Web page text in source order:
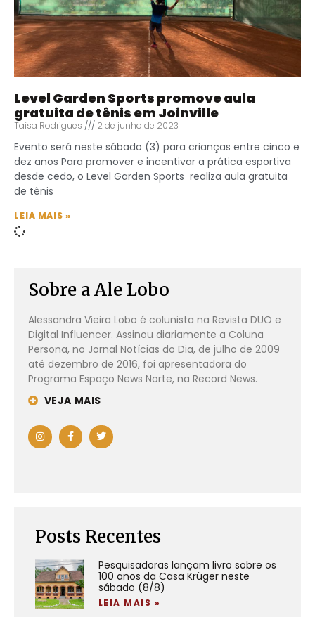
Level Garden Sports promove aula
gratuita de tênis em Joinville
Taísa Rodrigues 2 de junho de 2023
Evento será neste sábado (3) para crianças entre cinco e
dez anos Para promover e incentivar a prática esportiva
desde cedo, o Level Garden Sports realiza aula gratuita
de tênis
LEIA MAIS »
Sobre a Ale Lobo
Alessandra Vieira Lobo é colunista na Revista DUO e
Digital Influencer. Assinou diariamente a Coluna
Persona, no Jornal Notícias do Dia, de julho de 2009
até dezembro de 2016, foi apresentadora do
Programa Espaço News Norte, na Record News.
VEJA MAIS
Posts Recentes
Pesquisadoras lançam livro sobre os
100 anos da Casa Krüger neste
sábado (8/8)
LEIA MAIS »